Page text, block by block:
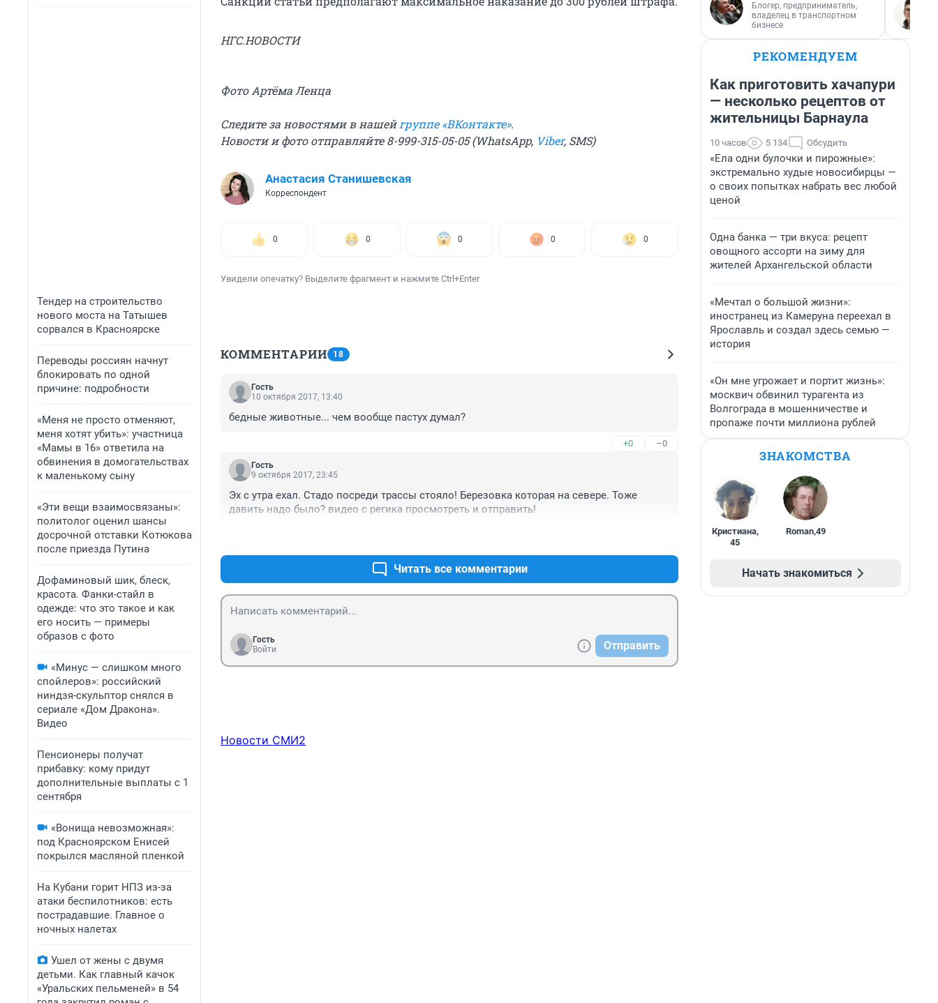
Тендер на строительство
нового моста на Татышев
сорвался в Красноярске
Переводы россиян начнут
блокировать по одной
причине: подробности
«Меня не просто отменяют,
меня хотят убить»: участница
«Мамы в 16» ответила на
обвинения в домогательствах
к маленькому сыну
«Эти вещи взаимосвязаны»:
политолог оценил шансы
досрочной отставки Котюкова
после приезда Путина
Дофаминовый шик, блеск,
красота. Фанки-стайл в
одежде: что это такое и как
его носить — примеры
образов с фото
«Минус — слишком много
спойлеров»: российский
ниндзя-скульптор снялся в
сериале «Дом Дракона».
Видео
Пенсионеры получат
прибавку: кому придут
дополнительные выплаты с 1
сентября
«Вонища невозможная»:
под Красноярском Енисей
покрылся масляной пленкой
На Кубани горит НПЗ из-за
атаки беспилотников: есть
пострадавшие. Главное о
ночных налетах
Ушел от жены с двумя
детьми. Как главный качок
«Уральских пельменей» в 54
НГС.НОВОСТИ
Фото Артёма Ленца
Следите за новостями в нашей группе «ВКонтакте».
Новости и фото отправляйте 8-999-315-05-05 (WhatsApp, Viber, SMS)
Анастасия Станишевская
Корреспондент
0 0 0 0 0
Увидели опечатку? Выделите фрагмент и нажмите Ctrl+Enter
КОММЕНТАРИИ 18
Гость
10 октября 2017, 13:40
бедные животные... чем вообще пастух думал?
+0 –0
Гость
9 октября 2017, 23:45
Эх с утра ехал. Стадо посреди трассы стояло! Березовка которая на севере. Тоже
давить надо было? видео с регика просмотреть и отправить!
Читать все комментарии
Гость
Войти
Отправить
Новости СМИ2
Блогер, предприниматель,
владелец в транспортном
бизнесе
РЕКОМЕНДУЕМ
Как приготовить хачапури
— несколько рецептов от
жительницы Барнаула
10 часов 5 134 Обсудить
«Ела одни булочки и пирожные»:
экстремально худые новосибирцы —
о своих попытках набрать вес любой
ценой
Одна банка — три вкуса: рецепт
овощного ассорти на зиму для
жителей Архангельской области
«Мечтал о большой жизни»:
иностранец из Камеруна переехал в
Ярославль и создал здесь семью —
история
«Он мне угрожает и портит жизнь»:
москвич обвинил турагента из
Волгограда в мошенничестве и
пропаже почти миллиона рублей
ЗНАКОМСТВА
Кристиана,
45
Roman,49
Начать знакомиться